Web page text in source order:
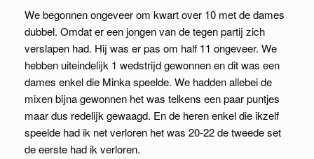
We begonnen ongeveer om kwart over 10 met de dames
dubbel. Omdat er een jongen van de tegen partij zich
verslapen had. Hij was er pas om half 11 ongeveer. We
hebben uiteindelijk 1 wedstrijd gewonnen en dit was een
dames enkel die Minka speelde. We hadden allebei de
mixen bijna gewonnen het was telkens een paar puntjes
maar dus redelijk gewaagd. En de heren enkel die ikzelf
speelde had ik net verloren het was 20-22 de tweede set
de eerste had ik verloren.